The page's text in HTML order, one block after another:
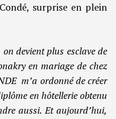
surprise en plein
devient plus esclave de
en mariage de chez
m’a ordonné de créer
en hôtellerie obtenu
aussi. Et aujourd’hui,